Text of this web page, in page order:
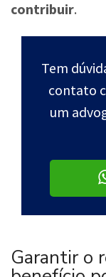
contribuir.
Tem
contato
um
Garantir o